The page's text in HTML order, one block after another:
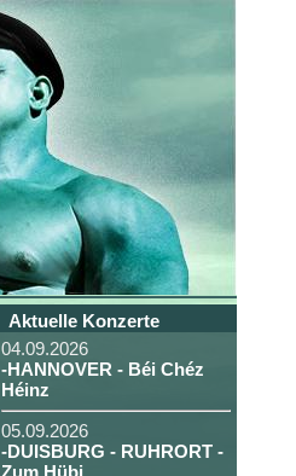
Aktuelle Konzerte
04.09.2026
-HANNOVER - Béi Chéz
Héinz
05.09.2026
-DUISBURG - RUHRORT -
Zum Hübi